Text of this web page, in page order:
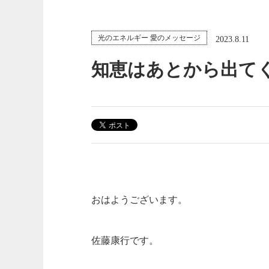
光のエネルギー 愛のメッセージ 2023.8.11
知恵はあとから出て
おはようございます。
佐藤康行です。